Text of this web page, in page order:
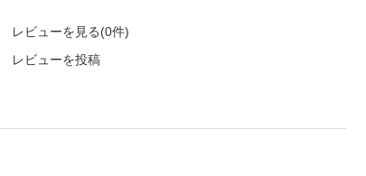
レビューを見る(0件)
レビューを投稿